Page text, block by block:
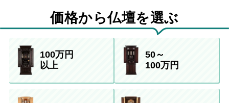
価格から仏壇を選ぶ
100万円
以上
50～
100万円